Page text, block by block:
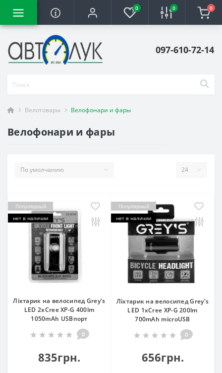
0 0 0
097-610-72-14
Велотовары Велофонари и фары
Велофонари и фары
Популярный
нет в наличии
Ліхтарик на велосипед Grey's
LED 2xCree XP-G 400lm
1050mAh USBпорт
0
835грн.
Популярный
нет в наличии
Ліхтарик на велосипед Grey's
LED 1xCree XP-G 200lm
700mAh microUSB
0
656грн.